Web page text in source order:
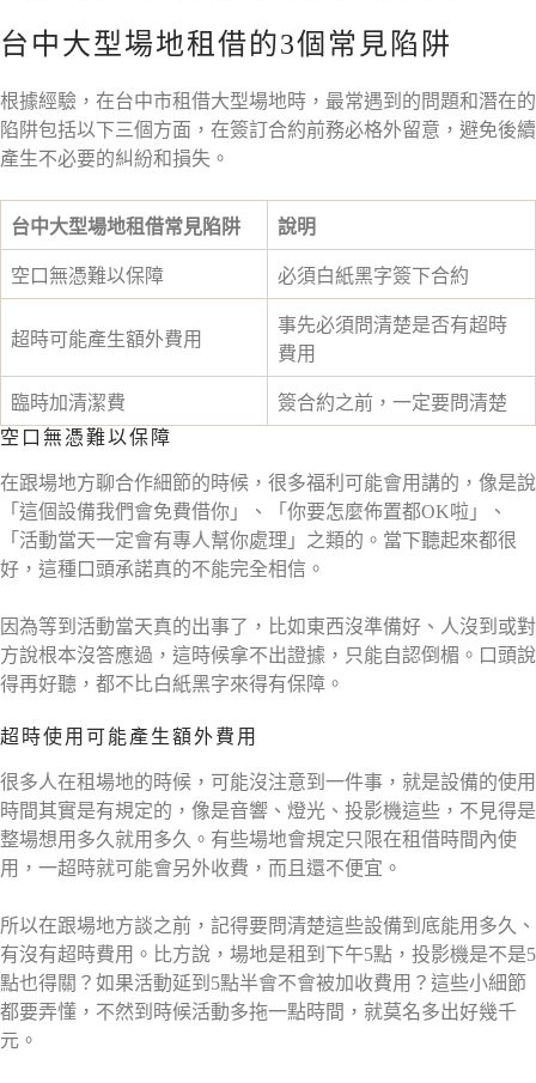
台中大型場地租借的3個常見陷阱
根據經驗，在台中市租借大型場地時，最常遇到的問題和潛在的
陷阱包括以下三個方面，在簽訂合約前務必格外留意，避免後續
產生不必要的糾紛和損失。
台中大型場地租借常見陷阱 說明
空口無憑難以保障 必須白紙黑字簽下合約
超時可能產生額外費用
事先必須問清楚是否有超時
費用
臨時加清潔費
簽合約之前，一定要問清楚
空口無憑難以保障
在跟場地方聊合作細節的時候，很多福利可能會用講的，像是說
「這個設備我們會免費借你」、「你要怎麼佈置都OK啦」、
「活動當天一定會有專人幫你處理」之類的。當下聽起來都很
好，這種口頭承諾真的不能完全相信。
因為等到活動當天真的出事了，比如東西沒準備好、人沒到或對
方說根本沒答應過，這時候拿不出證據，只能自認倒楣。口頭說
得再好聽，都不比白紙黑字來得有保障。
超時使用可能產生額外費用
很多人在租場地的時候，可能沒注意到一件事，就是設備的使用
時間其實是有規定的，像是音響、燈光、投影機這些，不見得是
整場想用多久就用多久。有些場地會規定只限在租借時間內使
用，一超時就可能會另外收費，而且還不便宜。
所以在跟場地方談之前，記得要問清楚這些設備到底能用多久、
有沒有超時費用。比方說，場地是租到下午5點，投影機是不是5
點也得關？如果活動延到5點半會不會被加收費用？這些小細節
都要弄懂，不然到時候活動多拖一點時間，就莫名多出好幾千
元。